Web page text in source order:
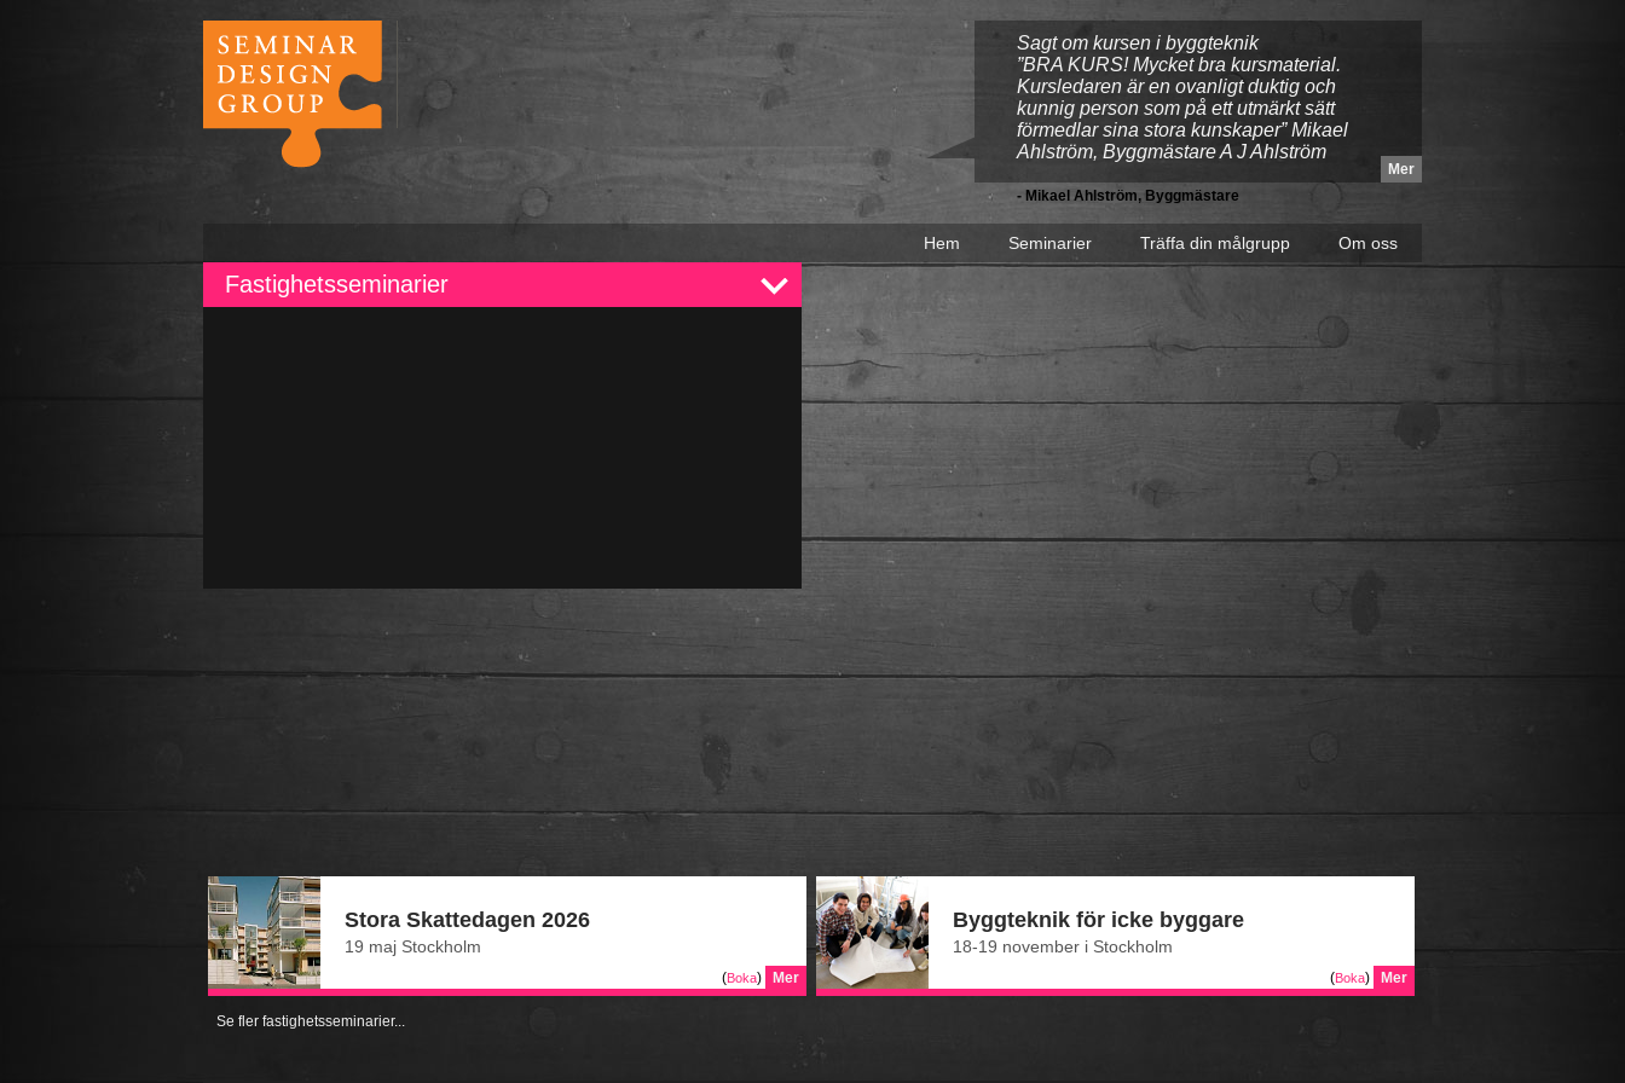
Sagt om kursen i byggteknik
”BRA KURS! Mycket bra kursmaterial.
Kursledaren är en ovanligt duktig och
kunnig person som på ett utmärkt sätt
förmedlar sina stora kunskaper” Mikael
Ahlström, Byggmästare A J Ahlström
- Mikael Ahlström, Byggmästare
Mer
Hem Seminarier Träffa din målgrupp Om oss
Fastighetsseminarier
Stora Skattedagen 2026
19 maj Stockholm
(Boka) Mer
Byggteknik för icke byggare
18-19 november i Stockholm
(Boka) Mer
Se fler fastighetsseminarier...